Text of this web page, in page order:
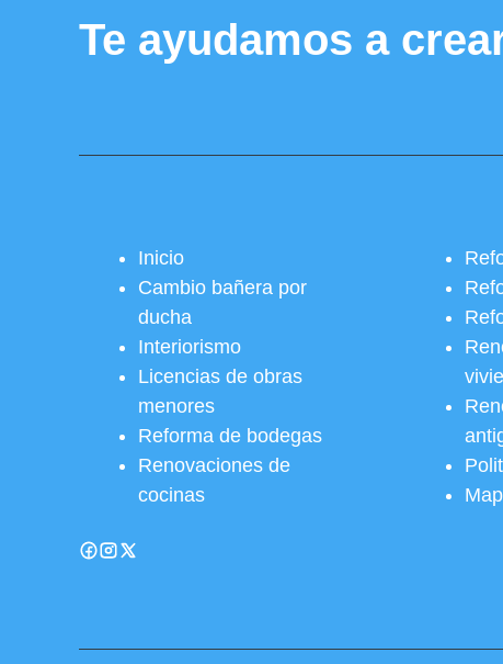
Te ayudamos a
Inicio
Cambio bañera por
ducha
Interiorismo
Licencias de obras
menores
Reforma de bodegas
Renovaciones de
cocinas